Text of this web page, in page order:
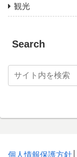
観光
Search
個人情報保護方針